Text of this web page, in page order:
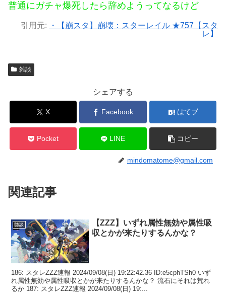
普通にガチャ爆死したら辞めようってなるけど
引用元:
・【崩スタ】崩壊：スターレイル ★757【スタ
レ】
雑談
シェアする
X Facebook はてブ
Pocket LINE コピー
mindomatome@gmail.com
関連記事
雑談
【ZZZ】いずれ属性無効や属性吸
収とかが来たりするんかな？
186: スタレZZZ速報 2024/09/08(日) 19:22:42.36 ID:e5cphTSh0 いず
れ属性無効や属性吸収とかが来たりするんかな？ 流石にそれは荒れ
るか 187: スタレZZZ速報 2024/09/08(日) 19:...